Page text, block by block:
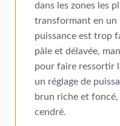
dans les zones les
transformant en un
puissance est trop
pâle et délavée,
pour faire ressortir
un réglage de
brun riche et
cendré.